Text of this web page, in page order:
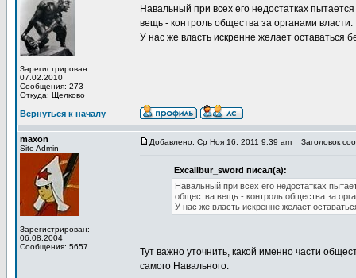
Зарегистрирован:
07.02.2010
Сообщения: 273
Откуда: Щелково
Навальный при всех его недостатках
вещь - контроль общества за органами власти.
У нас же власть искренне желает оставаться
Вернуться к началу
maxon
Site Admin
Зарегистрирован:
06.08.2004
Сообщения: 5657
Добавлено: Ср Ноя 16, 2011 9:39 am Заголовок
Excalibur_sword писал(а):
Навальный при всех его недостатках
общества вещь - контроль общества за
У нас же власть искренне желает
Тут важно уточнить, какой именно части
самого Навального.